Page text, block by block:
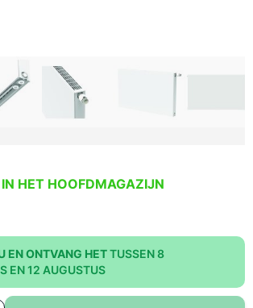
HET HOOFDMAGAZIJN
EN ONTVANG HETTUSSEN 8
EN 12 AUGUSTUS